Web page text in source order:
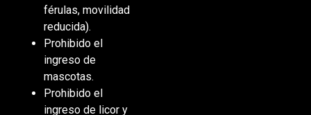
férulas, movilidad
reducida).
Prohibido el
ingreso de
mascotas.
Prohibido el
ingreso de licor y